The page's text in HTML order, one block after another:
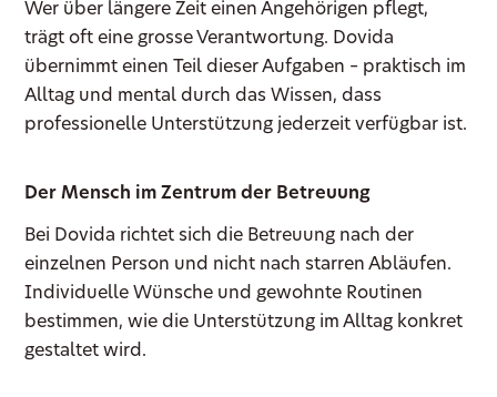
Wer über längere Zeit einen Angehörigen pflegt,
trägt oft eine grosse Verantwortung. Dovida
übernimmt einen Teil dieser Aufgaben – praktisch im
Alltag und mental durch das Wissen, dass
professionelle Unterstützung jederzeit verfügbar ist.
Der Mensch im Zentrum der Betreuung
Bei Dovida richtet sich die Betreuung nach der
einzelnen Person und nicht nach starren Abläufen.
Individuelle Wünsche und gewohnte Routinen
bestimmen, wie die Unterstützung im Alltag konkret
gestaltet wird.